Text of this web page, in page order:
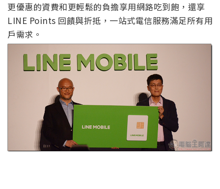
更優惠的資費和更輕鬆的負擔享用網路吃到飽，還享
LINE Points 回饋與折抵，一站式電信服務滿足所有用
戶需求。